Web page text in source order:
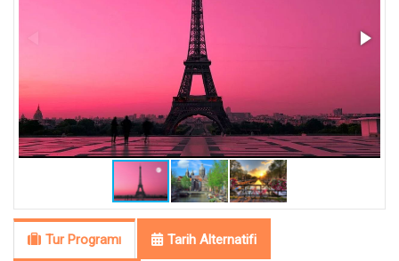
Tur Programı Tarih Alternatifi